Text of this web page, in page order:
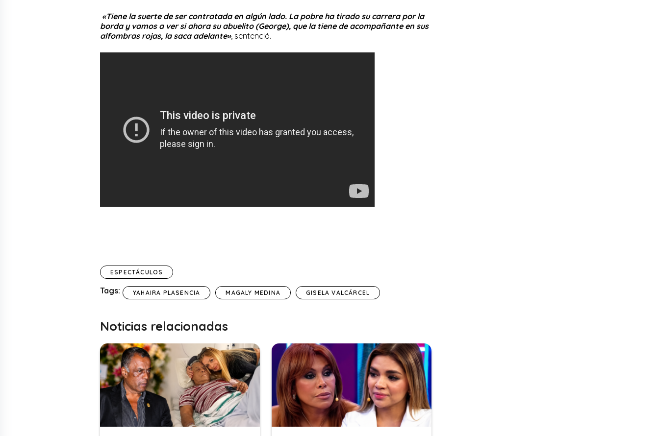
«Tiene la suerte de ser contratada en algún lado. La pobre ha tirado su carrera por la
borda y vamos a ver si ahora su abuelito (George), que la tiene de acompañante en sus
alfombras rojas, la saca adelante», sentenció.
ESPECTÁCULOS
Tags: YAHAIRA PLASENCIA MAGALY MEDINA GISELA VALCÁRCEL
Noticias relacionadas